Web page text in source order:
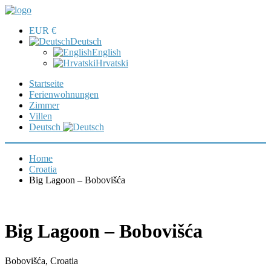
EUR €
Deutsch
English
Hrvatski
Startseite
Ferienwohnungen
Zimmer
Villen
Deutsch
Home
Croatia
Big Lagoon – Bobovišća
Big Lagoon – Bobovišća
Bobovišća, Croatia